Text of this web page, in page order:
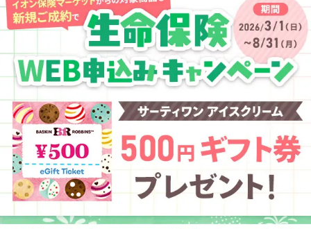
イオンカード会員さま専用保険